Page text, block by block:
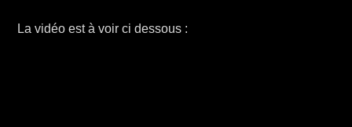
La vidéo est à voir ci dessous :